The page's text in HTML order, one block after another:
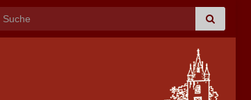
Search for: